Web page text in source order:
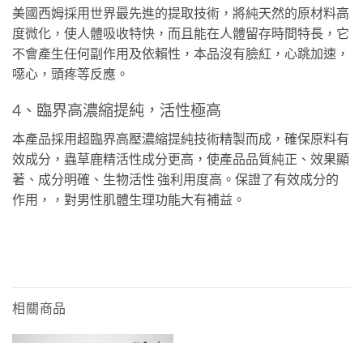
美國西姆採用世界最先進的提取技術，將純天然的原材料高
度微化，使人體吸收特快，而且能在人體留存時間特長，它
不會產生任何副作用及依賴性，本品沒有臉紅，心跳加速，
噁心，頭疼等反應。
4、臨界高濃縮提純，活性極高
本產品採用超臨界高壓濃縮提純技術精製而成，確保原料有
效成分，蟲草鹿精活性成分更高，使產品品質純正、效果顯
著、成分明確、生物活性 強利用度高。保證了有效成分的
作用，，對男性肌體生理功能大有補益。
相關商品